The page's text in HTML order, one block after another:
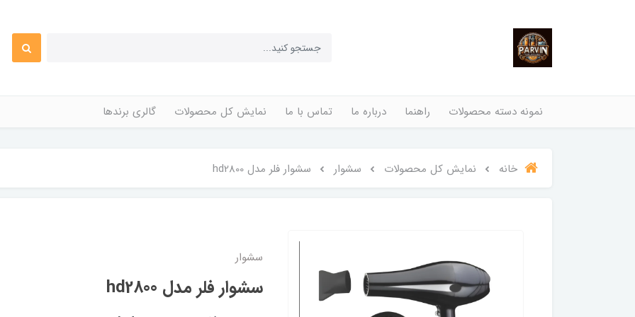
نمونه دسته محصولات راهنما درباره ما تماس با ما نمایش کل محصولات گالری برندها
خانه نمایش کل محصولات سشوار سشوار فلر مدل hd2800
سشوار
سشوار فلر مدل hd2800